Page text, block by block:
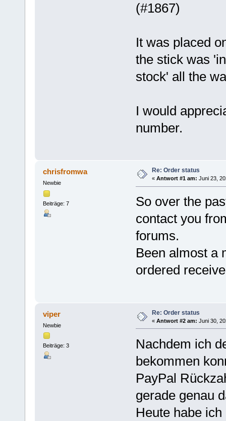
(#1867)
It was placed
the stick was
stock' all the
I would
number.
chrisfromwa
Newbie
Beiträge: 7
Re: Order status
« Antwort #1 am: Juni 23,
So over the
contact you
forums.
Been almost a
ordered
viper
Newbie
Beiträge: 3
Re: Order status
« Antwort #2 am: Juni 30,
Nachdem ich
bekommen
PayPal
gerade genau
Heute habe